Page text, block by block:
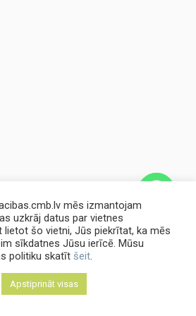
mēs izmantojam
uzkrāj datus par vietnes
lietot šo vietni, Jūs piekrītat, ka mēs
sīkdatnes Jūsu ierīcē. Mūsu
politiku skatīt šeit.
Apstiprināt visas
chaty